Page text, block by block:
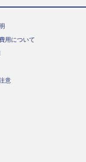
用について
意